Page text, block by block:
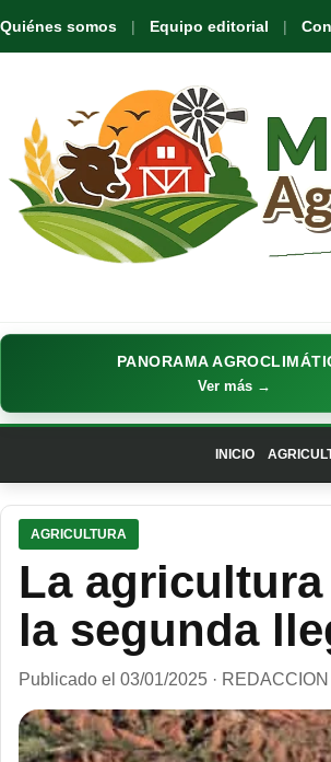
Quiénes somos Equipo editorial
PANORAMA
Ver más →
INICIO
AGRICULTURA
La
la segunda
Publicado el 03/01/2025 · REDACCION